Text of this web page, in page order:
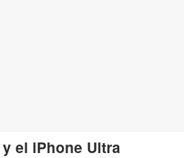
el iPhone Ultra